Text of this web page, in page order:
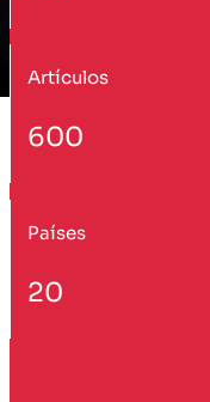
Artículos
600
Países
20